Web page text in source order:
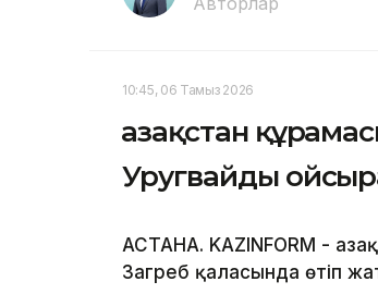
10:45, 06 Тамыз 2026
Қазақстан
Уругвайды
АСТАНА. KAZINFORM -
Загреб қаласында өтіп